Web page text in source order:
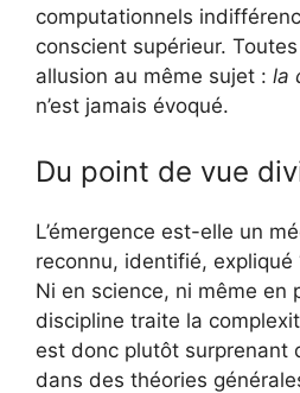
computationnels
conscient supérieur.
allusion au même sujet : la
n’est jamais évoqué.
Du point de vue
L’émergence est-elle un
reconnu, identifié,
Ni en science, ni même en
discipline traite la
est donc plutôt surprenant
dans des théories